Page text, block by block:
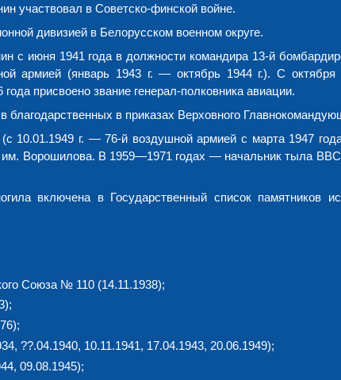
участвовал в Советско-финской войне.
дивизией в Белорусском военном округе.
c июня 1941 года в должности командира 13-й
армией (январь 1943 г. — октябрь 1944 г.). С
присвоено звание генерал-полковника авиации.
в приказах Верховного
10.01.1949 г. — 76-й воздушной армией с марта 1947
им. Ворошилова. В 1959—1971 годах — начальник тыла
включена в Государственный список памятников
Союза № 110 (14.11.1938);
??.04.1940, 10.11.1941, 17.04.1943, 20.06.1949);
09.08.1945);